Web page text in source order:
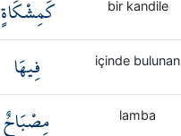
كَمِشْكَاةٍ bir kandile
فِيهَا içinde bulunan
مِصْبَاحٌ lamba